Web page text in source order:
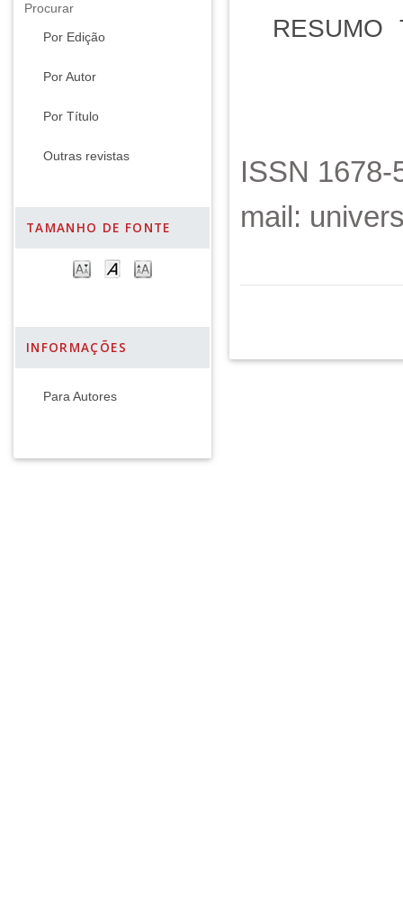
Procurar
Por Edição
Por Autor
Por Título
Outras revistas
TAMANHO DE FONTE
INFORMAÇÕES
Para Autores
RESUMO
ISSN
mail: